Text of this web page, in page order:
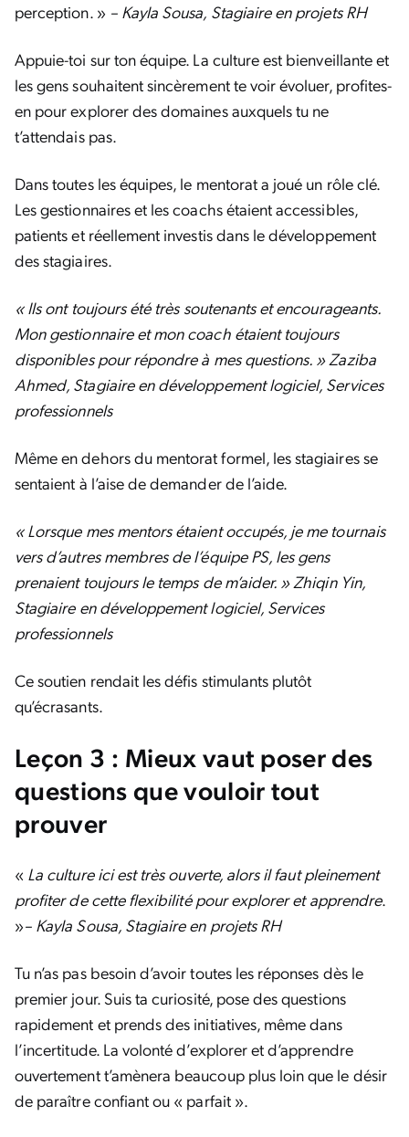
perception. » – Kayla Sousa, Stagiaire en projets RH
Appuie-toi sur ton équipe. La culture est bienveillante et
les gens souhaitent sincèrement te voir évoluer, profites-
en pour explorer des domaines auxquels tu ne
t’attendais pas.
Dans toutes les équipes, le mentorat a joué un rôle clé.
Les gestionnaires et les coachs étaient accessibles,
patients et réellement investis dans le développement
des stagiaires.
« Ils ont toujours été très soutenants et encourageants.
Mon gestionnaire et mon coach étaient toujours
disponibles pour répondre à mes questions. » Zaziba
Ahmed, Stagiaire en développement logiciel, Services
professionnels
Même en dehors du mentorat formel, les stagiaires se
sentaient à l’aise de demander de l’aide.
« Lorsque mes mentors étaient occupés, je me tournais
vers d’autres membres de l’équipe PS, les gens
prenaient toujours le temps de m’aider. » Zhiqin Yin,
Stagiaire en développement logiciel, Services
professionnels
Ce soutien rendait les défis stimulants plutôt
qu’écrasants.
Leçon 3 : Mieux vaut poser des
questions que vouloir tout
prouver
« La culture ici est très ouverte, alors il faut pleinement
profiter de cette flexibilité pour explorer et apprendre.
»– Kayla Sousa, Stagiaire en projets RH
Tu n’as pas besoin d’avoir toutes les réponses dès le
premier jour. Suis ta curiosité, pose des questions
rapidement et prends des initiatives, même dans
l’incertitude. La volonté d’explorer et d’apprendre
ouvertement t’amènera beaucoup plus loin que le désir
de paraître confiant ou « parfait ».